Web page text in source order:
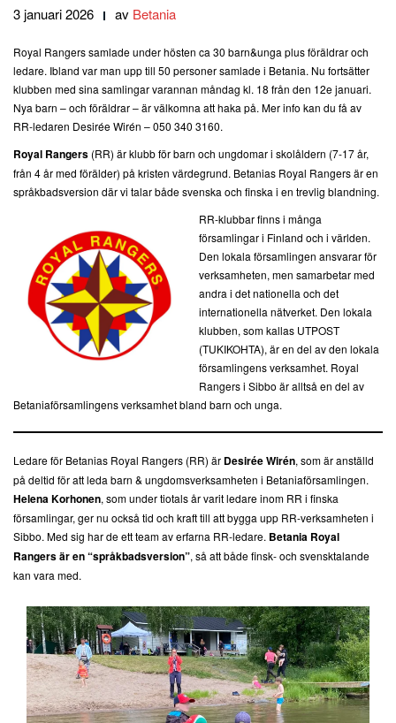
3 januari 2026 av Betania
Royal Rangers samlade under hösten ca 30 barn&unga plus föräldrar och
ledare. Ibland var man upp till 50 personer samlade i Betania. Nu fortsätter
klubben med sina samlingar varannan måndag kl. 18 från den 12e januari.
Nya barn – och föräldrar – är välkomna att haka på. Mer info kan du få av
RR-ledaren Desirée Wirén – 050 340 3160.
Royal Rangers (RR) är klubb för barn och ungdomar i skolåldern (7-17 år,
från 4 år med förälder) på kristen värdegrund. Betanias Royal Rangers är en
språkbadsversion där vi talar både svenska och finska i en trevlig blandning.
RR-klubbar finns i många
församlingar i Finland och i världen.
Den lokala församlingen ansvarar för
verksamheten, men samarbetar med
andra i det nationella och det
internationella nätverket. Den lokala
klubben, som kallas UTPOST
(TUKIKOHTA), är en del av den lokala
församlingens verksamhet. Royal
Rangers i Sibbo är alltså en del av
Betaniaförsamlingens verksamhet bland barn och unga.
Ledare för Betanias Royal Rangers (RR) är Desirée Wirén, som är anställd
på deltid för att leda barn & ungdomsverksamheten i Betaniaförsamlingen.
Helena Korhonen, som under tiotals år varit ledare inom RR i finska
församlingar, ger nu också tid och kraft till att bygga upp RR-verksamheten i
Sibbo. Med sig har de ett team av erfarna RR-ledare. Betania Royal
Rangers är en “språkbadsversion”, så att både finsk- och svensktalande
kan vara med.